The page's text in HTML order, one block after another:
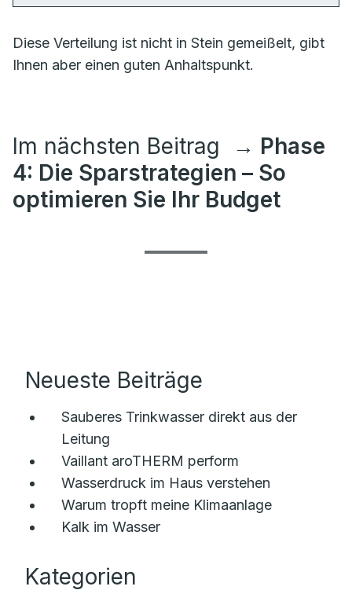
Diese Verteilung ist nicht in Stein gemeißelt, gibt
Ihnen aber einen guten Anhaltspunkt.
Im nächsten Beitrag
→ Phase
4: Die Sparstrategien – So
optimieren Sie Ihr Budget
Neueste Beiträge
Sauberes Trinkwasser direkt aus der
Leitung
Vaillant aroTHERM perform
Wasserdruck im Haus verstehen
Warum tropft meine Klimaanlage
Kalk im Wasser
Kategorien